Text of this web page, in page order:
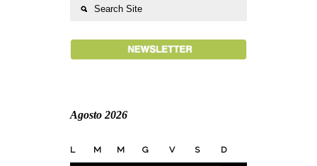
Agosto 2026
L M M G V S D